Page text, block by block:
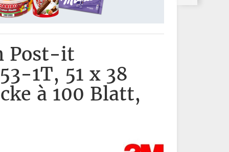
Post-it
1T, 51 x 38
à 100 Blatt,